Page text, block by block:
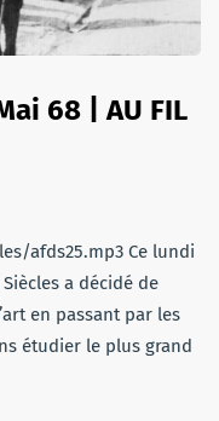
68 | AU FIL
afds25.mp3 Ce lundi
a décidé de
en passant par les
étudier le plus grand